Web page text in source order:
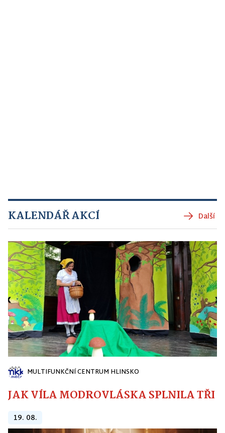
KALENDÁŘ AKCÍ Další
MULTIFUNKČNÍ CENTRUM HLINSKO
JAK VÍLA MODROVLÁSKA SPLNILA
19. 08.